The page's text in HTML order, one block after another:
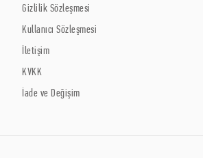
Gizlilik Sözleşmesi
Kullanıcı Sözleşmesi
İletişim
KVKK
İade ve Değişim